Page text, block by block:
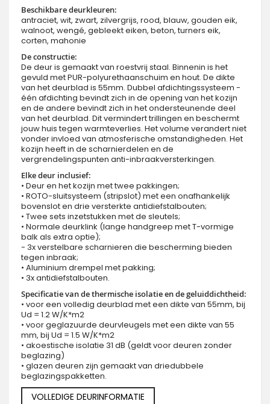
Beschikbare deurkleuren:
antraciet, wit, zwart, zilvergrijs, rood, blauw, gouden eik,
walnoot, wengé, gebleekt eiken, beton, turners eik,
corten, mahonie
De constructie:
De deur is gemaakt van roestvrij staal. Binnenin is het
gevuld met PUR-polyurethaanschuim en hout. De dikte
van het deurblad is 55mm. Dubbel afdichtingssysteem -
één afdichting bevindt zich in de opening van het kozijn
en de andere bevindt zich in het ondersteunende deel
van het deurblad. Dit vermindert trillingen en beschermt
jouw huis tegen warmteverlies. Het volume verandert niet
vonder invloed van atmosferische omstandigheden. Het
kozijn heeft in de scharnierdelen en de
vergrendelingspunten anti-inbraakversterkingen.
Elke deur inclusief:
• Deur en het kozijn met twee pakkingen;
• ROTO-sluitsysteem (stripslot) met een onafhankelijk
bovenslot en drie versterkte antidiefstalbouten;
• Twee sets inzetstukken met de sleutels;
• Normale deurklink (lange handgreep met T-vormige
balk als extra optie);
- 3x verstelbare scharnieren die bescherming bieden
tegen inbraak;
• Aluminium drempel met pakking;
• 3x antidiefstalbouten.
Specificatie van de thermische isolatie en de geluiddichtheid:
• voor een volledig deurblad met een dikte van 55mm, bij
Ud = 1.2 W/K*m2
• voor geglazuurde deurvleugels met een dikte van 55
mm, bij Ud = 1.5 W/K*m2
• akoestische isolatie 31 dB (geldt voor deuren zonder
beglazing)
• glazen deuren zijn gemaakt van driedubbele
beglazingspakketten.
VOLLEDIGE DEURINFORMATIE